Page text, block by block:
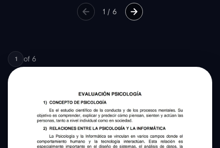
1 /6
1 of 6